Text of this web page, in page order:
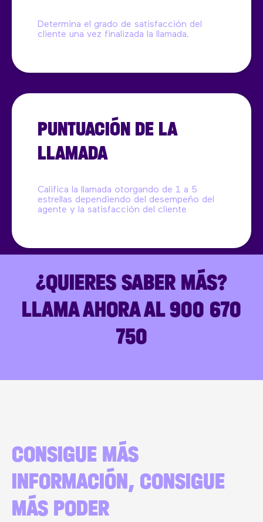
Determina el grado de satisfacción del
cliente una vez finalizada la llamada.
PUNTUACIÓN DE LA
LLAMADA
Califica la llamada otorgando de 1 a 5
estrellas dependiendo del desempeño del
agente y la satisfacción del cliente
¿QUIERES SABER MÁS?
LLAMA AHORA AL 900 670
750
CONSIGUE MÁS
INFORMACIÓN, CONSIGUE
MÁS PODER